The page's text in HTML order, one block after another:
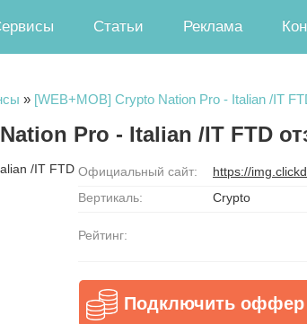
Статьи Реклама
» [WEB+MOB] Crypto Nation Pro - Italian /IT
Pro - Italian /IT FTD
Официальный сайт:
https://
Вертикаль:
Crypto
Рейтинг:
Подключить оффер